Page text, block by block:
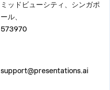
ミッドビューシティ、シンガポ
ール、
573970
support@presentations.ai